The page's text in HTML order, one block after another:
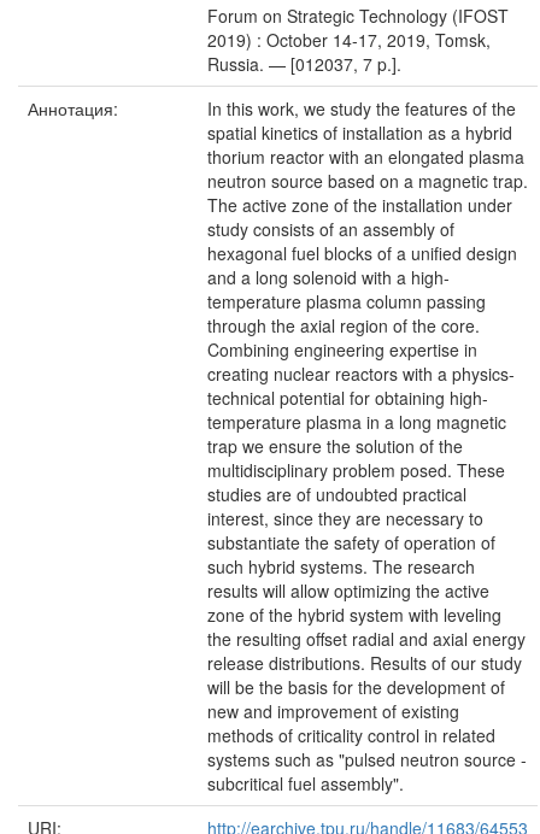
Forum on Strategic Technology (IFOST
2019) : October 14-17, 2019, Tomsk,
Russia. — [012037, 7 p.].
Аннотация:
In this work, we study the features of the
spatial kinetics of installation as a hybrid
thorium reactor with an elongated plasma
neutron source based on a magnetic trap.
The active zone of the installation under
study consists of an assembly of
hexagonal fuel blocks of a unified design
and a long solenoid with a high-
temperature plasma column passing
through the axial region of the core.
Combining engineering expertise in
creating nuclear reactors with a physics-
technical potential for obtaining high-
temperature plasma in a long magnetic
trap we ensure the solution of the
multidisciplinary problem posed. These
studies are of undoubted practical
interest, since they are necessary to
substantiate the safety of operation of
such hybrid systems. The research
results will allow optimizing the active
zone of the hybrid system with leveling
the resulting offset radial and axial energy
release distributions. Results of our study
will be the basis for the development of
new and improvement of existing
methods of criticality control in related
systems such as "pulsed neutron source -
subcritical fuel assembly".
URI:
http://earchive.tpu.ru/handle/11683/64553